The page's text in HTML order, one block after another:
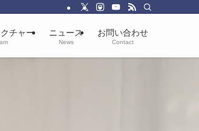
チャー ニュース
News
お問い合わせ
Contact